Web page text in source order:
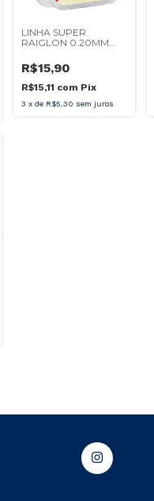
LINHA SUPER
RAIGLON 0.20MM
R$15,90
R$15,11 com Pix
3 x de R$5,30 sem juros